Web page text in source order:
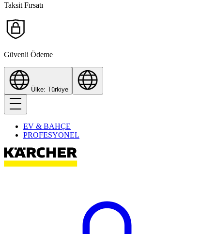
Taksit Fırsatı
Güvenli Ödeme
Ülke: Türkiye
EV & BAHÇE
PROFESYONEL